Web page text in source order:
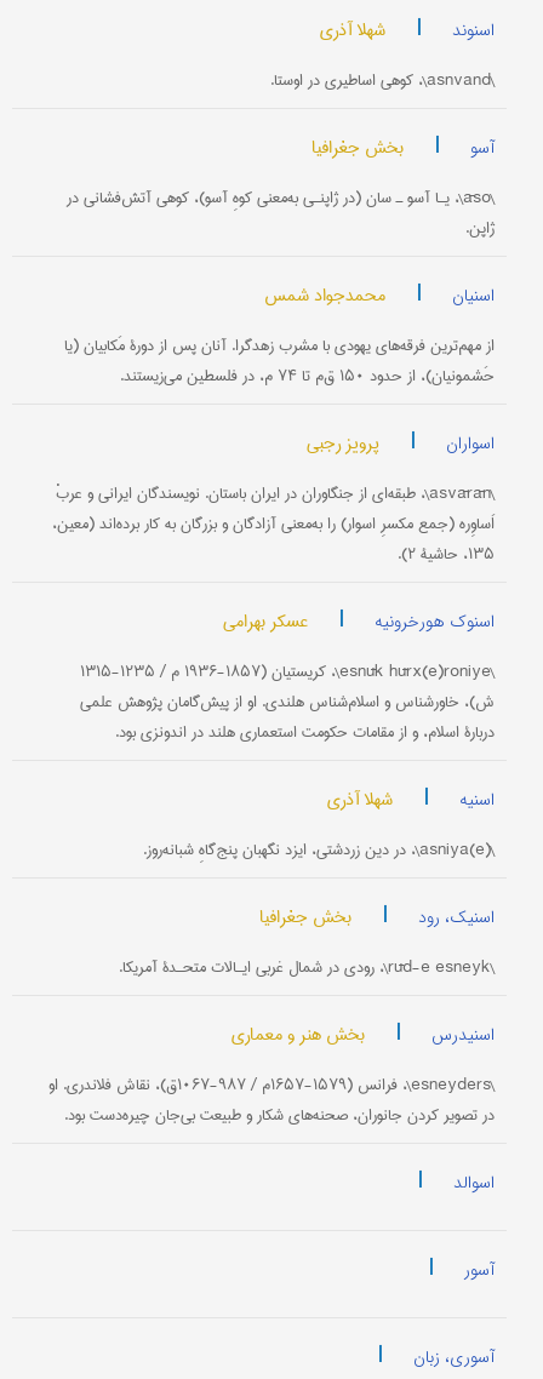
اسنوند | شهلا آذری
\asnvand\، کوهی اساطیری در اوستا.
آسو | بخش جغرافیا
\āso\، یـا آسو ـ سان (در ژاپنـی به‌معنی کوهِ آسو)، کوهی آتش‌فشانی در
ژاپن.
اسنیان | محمدجواد شمس
از مهم‌ترین فرقه‌های یهودی با مشرب زهدگرا. آنان پس از دورۀ مَکابیان (یا
حَشمونیان)، از حدود ۱۵۰ ق‌م تا ۷۴ م، در فلسطین می‌زیستند.
اسواران | پرویز رجبی
\asvārān\، طبقه‌ای از جنگاوران در ایران باستان. نویسندگان ایرانی و عربْ
اَساوِره (جمع مکسرِ اسوار) را به‌معنی آزادگان و بزرگان به کار برده‌‌اند (معین،
۱۳۵، حاشیۀ ۲).
اسنوک هورخرونیه | عسکر بهرامی
\esnūk hūrx(e)roniye\، کریستیان (۱۸۵۷-۱۹۳۶ م / ۱۲۳۵-۱۳۱۵
ش)، خاورشناس و اسلام‌شناس هلندی. او از پیش‌گامان پژوهش علمی
دربارۀ اسلام، و از مقامات حکومت استعماری هلند در اندونزی بود.
اسنیه | شهلا آذری
\(asniya(e\، در دین زردشتی، ایزد نگهبان پنج‌گاهِ شبانه‌روز.
اسنیک، رود | بخش جغرافیا
\rūd-e esneyk\، رودی در شمال غربی ایـالات متحـدۀ آمریکا.
اسنیدرس | بخش هنر و معماری
\esneyders\، فرانس (۱۵۷۹-۱۶۵۷م / ۹۸۷-۱۰۶۷ق)، نقاش فلاندری. او
در تصویر کردن جانوران، صحنه‌های شکار و طبیعت بی‌جان چیره‌دست بود.
اسوالد |
آسور |
آسوری، زبان |